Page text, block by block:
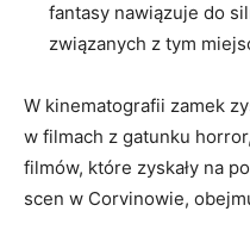
fantasy nawiązuje do
związanych z tym
W kinematografii zamek
w filmach z gatunku
filmów, które zyskały na
scen w Corvinowie,